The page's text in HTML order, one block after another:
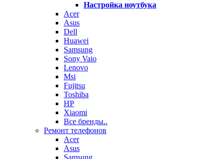
Настройка ноутбука
Acer
Asus
Dell
Huawei
Samsung
Sony Vaio
Lenovo
Msi
Fujitsu
Toshiba
HP
Xiaomi
Все бренды..
Ремонт телефонов
Acer
Asus
Samsung